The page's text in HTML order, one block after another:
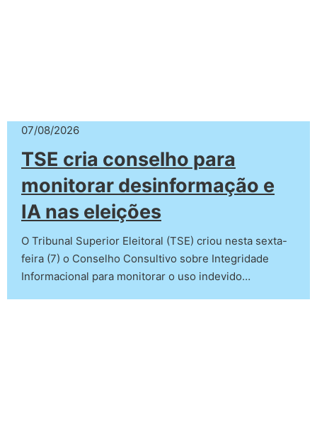
07/08/2026
TSE cria conselho para
monitorar desinformação e
IA nas eleições
O Tribunal Superior Eleitoral (TSE) criou nesta sexta-
feira (7) o Conselho Consultivo sobre Integridade
Informacional para monitorar o uso indevido…